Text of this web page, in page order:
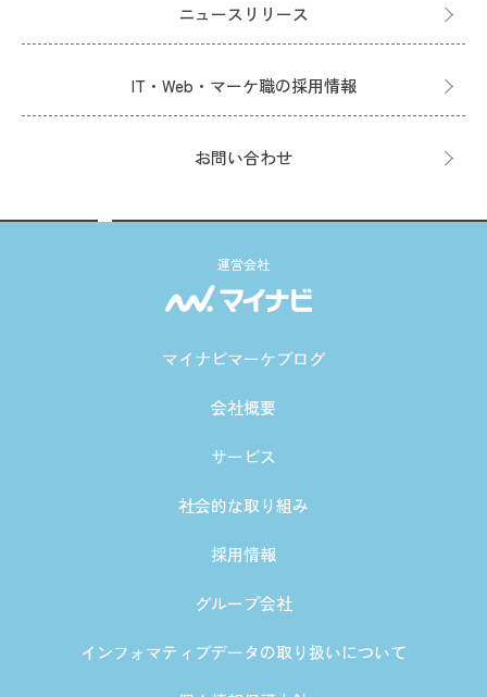
ニュースリリース
IT・Web・マーケ職の採用情報
お問い合わせ
運営会社
マイナビマーケブログ
会社概要
サービス
社会的な取り組み
採用情報
グループ会社
インフォマティブデータの取り扱いについて